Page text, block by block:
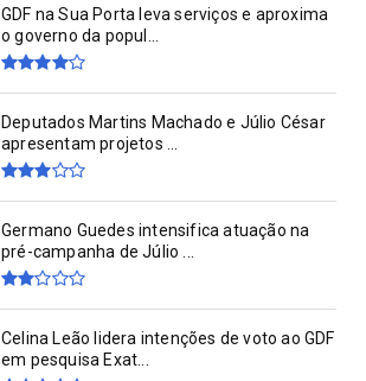
GDF na Sua Porta leva serviços e aproxima
o governo da popul...
Deputados Martins Machado e Júlio César
apresentam projetos ...
Germano Guedes intensifica atuação na
pré-campanha de Júlio ...
Celina Leão lidera intenções de voto ao GDF
em pesquisa Exat...